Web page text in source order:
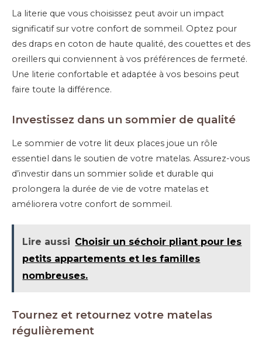
La literie que vous choisissez peut avoir un impact
significatif sur votre confort de sommeil. Optez pour
des draps en coton de haute qualité, des couettes et des
oreillers qui conviennent à vos préférences de fermeté.
Une literie confortable et adaptée à vos besoins peut
faire toute la différence.
Investissez dans un sommier de qualité
Le sommier de votre lit deux places joue un rôle
essentiel dans le soutien de votre matelas. Assurez-vous
d’investir dans un sommier solide et durable qui
prolongera la durée de vie de votre matelas et
améliorera votre confort de sommeil.
Lire aussi Choisir un séchoir pliant pour les
petits appartements et les familles
nombreuses.
Tournez et retournez votre matelas
régulièrement